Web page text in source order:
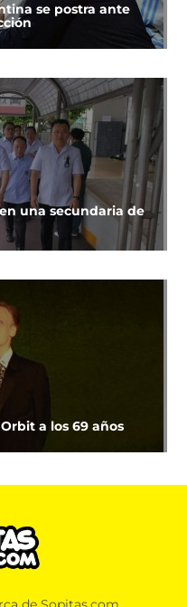
se postra ante
una secundaria de
a los 69 años